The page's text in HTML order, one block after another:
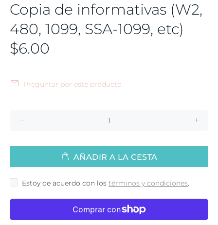
Copia de informativas (W2,
480, 1099, SSA-1099, etc)
$6.00
Preguntar por este producto
AÑADIR A LA CESTA
Estoy de acuerdo con los términos y condiciones.